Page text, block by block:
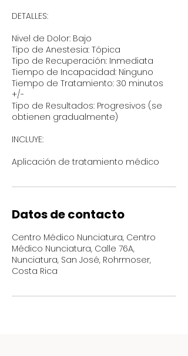
DETALLES:
Nivel de Dolor: Bajo
Tipo de Anestesia: Tópica
Tipo de Recuperación: Inmediata
Tiempo de Incapacidad: Ninguno
Tiempo de Tratamiento: 30 minutos
+/-
Tipo de Resultados: Progresivos (se
obtienen gradualmente)
INCLUYE:
Aplicación de tratamiento médico
Datos de contacto
Centro Médico Nunciatura, Centro
Médico Nunciatura, Calle 76A,
Nunciatura, San José, Rohrmoser,
Costa Rica